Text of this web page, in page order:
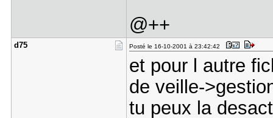
@++
d75 Posté le 16-10-2001 à 23:42:42
et pour l autre
de veille-
tu peux la